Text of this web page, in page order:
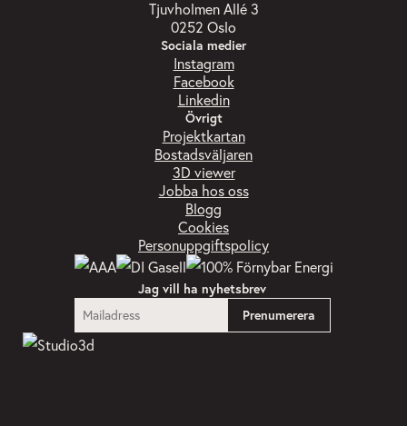
Tjuvholmen Allé 3
0252 Oslo
Sociala medier
Instagram
Facebook
Linkedin
Övrigt
Projektkartan
Bostadsväljaren
3D viewer
Jobba hos oss
Blogg
Cookies
Personuppgiftspolicy
Jag vill ha nyhetsbrev